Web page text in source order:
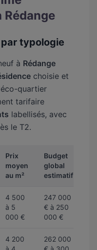
typologie
à Rédange
choisie et
quartier
tarifaire
labellisés, avec
le T2.
Prix
moyen
au m²
Budget
global
estimatif
4 500
à 5
000 €
247 000
€ à 250
000 €
4 200
262 000